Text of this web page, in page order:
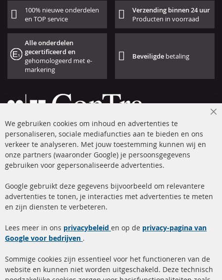
100% nieuwe onderdelen
en TOP service
Verzending binnen 24 uur
Producten in voorraad
Alle onderdelen
gecertificeerd en
gehomologeerd met e-
markering
Beveiligde betaling
+49 (0) 4533 799 00 0
ma-do: 09-17 u, vr Fr 09-16 u
info@contra-automotive.de
facebook
instagram
Snelle links
Roetfilter reiniging
Katalysator (KAT)
sensoren
Kundenservice
Verzendingskosten
Contact
We gebruiken cookies om inhoud en advertenties te
personaliseren, sociale mediafuncties aan te bieden en ons
verkeer te analyseren. Met jouw toestemming kunnen wij en
onze partners (waaronder Google) je persoonsgegevens
gebruiken voor gepersonaliseerde advertenties.
Google gebruikt deze gegevens bijvoorbeeld om relevantere
advertenties te tonen, je interacties met advertenties te meten
en zijn diensten te verbeteren.
Lees meer in ons privacybeleid en op de privacy-pagina van
Google voor bedrijven .
Sommige cookies zijn essentieel voor het functioneren van de
website en kunnen niet worden uitgeschakeld. Deze technisch